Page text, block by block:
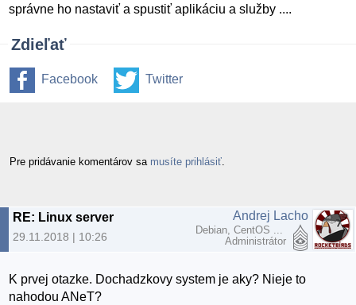
správne ho nastaviť a spustiť aplikáciu a služby ....
Zdieľať
Facebook Twitter
Pre pridávanie komentárov sa musíte prihlásiť
RE: Linux server
29.11.2018 | 10:26
Andrej Lacho
Debian, CentOS ...
Administrátor
K prvej otazke. Dochadzkovy system je aky? Nieje to
nahodou ANeT?